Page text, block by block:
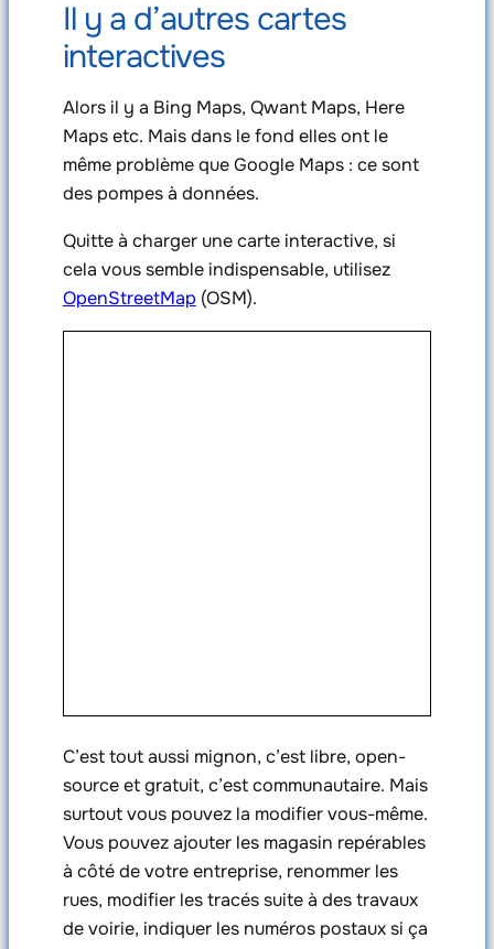
Il y a d’autres cartes
interactives
Alors il y a Bing Maps, Qwant Maps, Here
Maps etc. Mais dans le fond elles ont le
même problème que Google Maps : ce sont
des pompes à données.
Quitte à charger une carte interactive, si
cela vous semble indispensable, utilisez
OpenStreetMap (OSM).
C’est tout aussi mignon, c’est libre, open-
source et gratuit, c’est communautaire. Mais
surtout vous pouvez la modifier vous-même.
Vous pouvez ajouter les magasin repérables
à côté de votre entreprise, renommer les
rues, modifier les tracés suite à des travaux
de voirie, indiquer les numéros postaux si ça